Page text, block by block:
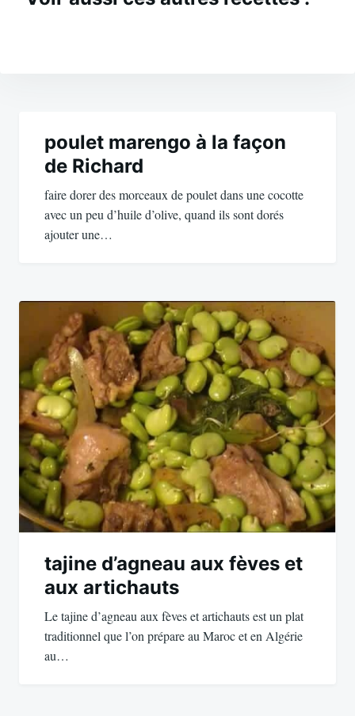
l’article
poulet marengo à la façon
de Richard
faire dorer des morceaux de poulet dans une cocotte
avec un peu d’huile d’olive, quand ils sont dorés
ajouter une…
tajine d’agneau aux fèves et
aux artichauts
Le tajine d’agneau aux fèves et artichauts est un plat
traditionnel que l’on prépare au Maroc et en Algérie
au…